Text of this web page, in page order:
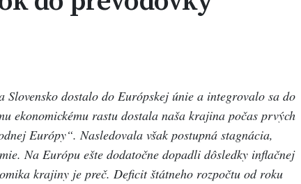
Slovensko dostalo do Európskej únie a integrovalo sa do
ekonomickému rastu dostala naša krajina počas prvých
Európy“. Nasledovala však postupná stagnácia,
Na Európu ešte dodatočne dopadli dôsledky inflačnej
krajiny je preč. Deficit štátneho rozpočtu od roku